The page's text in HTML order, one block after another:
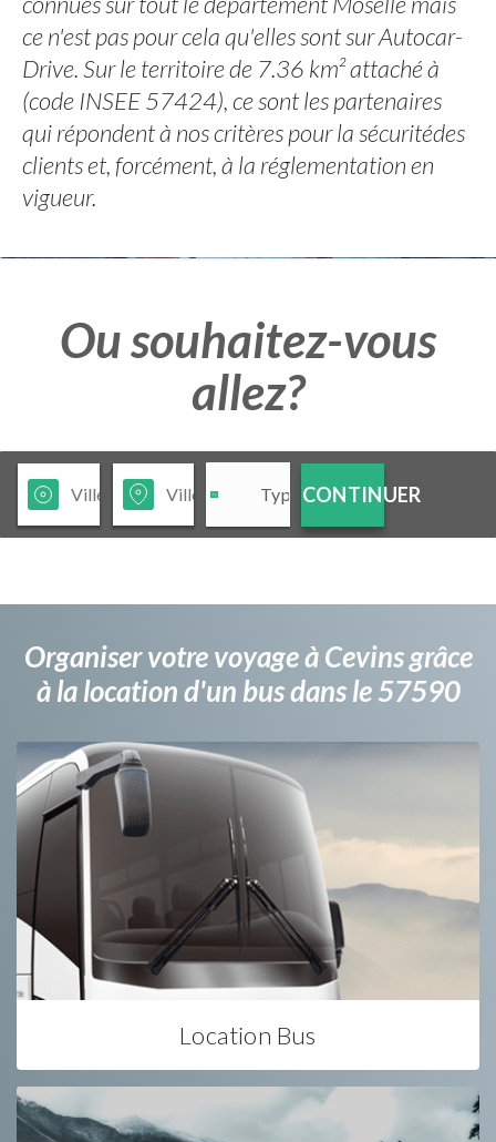
ce n'est pas pour cela qu'elles sont sur Autocar-
Drive. Sur le territoire de 7.36 km² attaché à
(code INSEE 57424), ce sont les partenaires
qui répondent à nos critères pour la sécuritédes
clients et, forcément, à la réglementation en
vigueur.
Ou souhaitez-vous
allez?
CONTINUER
Organiser votre voyage à Cevins grâce
à la location d'un bus dans le 57590
Location Bus